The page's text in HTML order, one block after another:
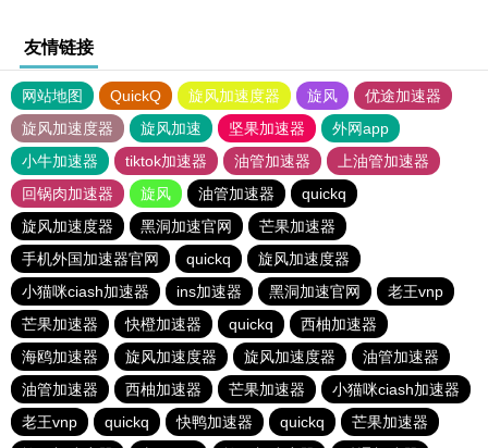
友情链接
网站地图 QuickQ 旋风加速度器 旋风
优途加速器
旋风加速度器
旋风加速 坚果加速器
外网app
小牛加速器
tiktok加速器 油管加速器
上油管加速器
回锅肉加速器
旋风 油管加速器
quickq
旋风加速度器
黑洞加速官网
芒果加速器
手机外国加速器官网
quickq
旋风加速度器
小猫咪ciash加速器
ins加速器 黑洞加速官网
老王vnp
芒果加速器
快橙加速器 quickq
西柚加速器
海鸥加速器
旋风加速度器 旋风加速度器
油管加速器
油管加速器
西柚加速器 芒果加速器
小猫咪ciash加速器
老王vnp
quickq 快鸭加速器 quickq
芒果加速器